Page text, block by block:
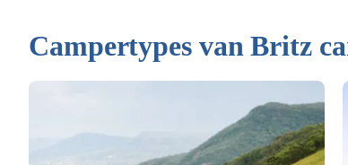
Campertypes van Britz